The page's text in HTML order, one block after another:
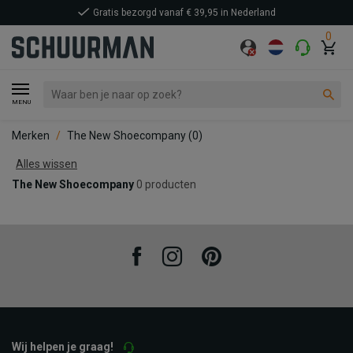
0
MENU
Gratis bezorgd vanaf € 39,95 in Nederland
Merken The New Shoecompany(0)
Alles wissen
The New Shoecompany 0 producten
FacebookInstagramPinterest
Wij helpen je graag!